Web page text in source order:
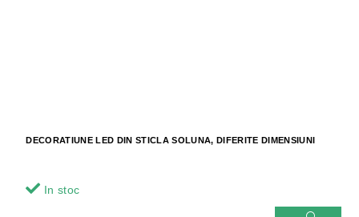
DECORATIUNE LED DIN STICLA SOLUNA, DIFERITE DIMENSIUNI
In stoc